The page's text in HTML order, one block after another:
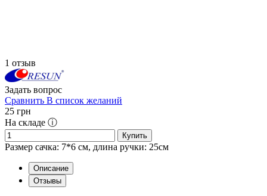
1 отзыв
Задать вопрос
Сравнить В список желаний
25 грн
На складе ⓘ
Купить
Размер сачка: 7*6 см, длина ручки: 25см
Описание
Отзывы